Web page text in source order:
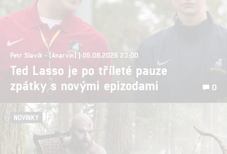
Petr Slavík - (Anarvin) | 05.08.2026 23:00
0
Ted Lasso je po tříleté pauze
zpátky s novými epizodami
NOVINKY